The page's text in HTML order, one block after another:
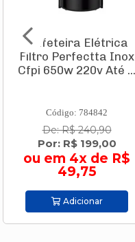
Caixa Térmica Pvc
Tropical 5 L
Vermelha Com
Código: 697338
De: R$ 66,90
Por: R$ 56,90
Adicionar